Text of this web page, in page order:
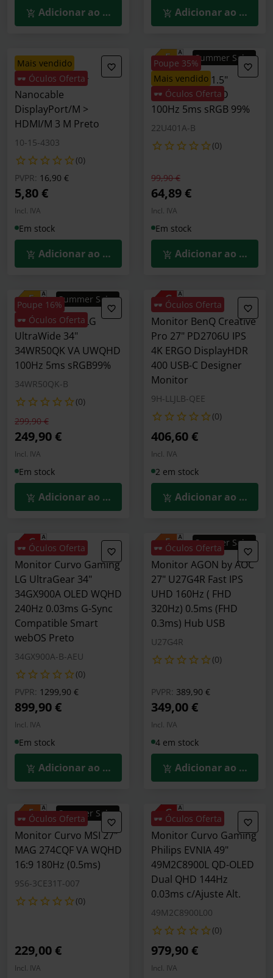
Adicionar ao Carrinho Adicionar ao
mais vendido
🕶️ Óculos Oferta
Cabo Conversor
Nanocable
DisplayPort/M >
HDMI/M 3 M Preto
10-15-4303
(0)
PVPR: Preço reduzido de
16,90 €para
5,80 €
Incl. IVA
Em stock
Adicionar ao Carrinho
Poupe 35%
mais vendido
🕶️ Óculos Oferta
Summer Sales
Monitor LG 21.5"
22U401A VA FHD
100Hz 5ms sRGB 99%
22U401A-B
(0)
Preço reduzido de
99,90 €para
64,89 €
Incl. IVA
Em stock
Adicionar ao
Poupe 16%
🕶️ Óculos Oferta
Summer Sales
Monitor Curvo LG
UltraWide 34"
34WR50QK VA UWQHD
100Hz 5ms sRGB99%
34WR50QK-B
(0)
Preço reduzido de
299,90 €para
249,90 €
Incl. IVA
Em stock
Adicionar ao Carrinho
🕶️ Óculos Oferta
Monitor BenQ Creative
Pro 27" PD2706U IPS
4K ERGO DisplayHDR
400 USB-C Designer
Monitor
9H-LLJLB-QEE
(0)
406,60 €
Incl. IVA
2 em stock
Adicionar ao
🕶️ Óculos Oferta
Monitor Curvo Gaming
LG UltraGear 34"
34GX900A OLED WQHD
240Hz 0.03ms G-Sync
Compatible Smart
webOS Preto
34GX900A-B-AEU
(0)
PVPR: Preço reduzido de
1299,90 €para
899,90 €
Incl. IVA
Em stock
Adicionar ao Carrinho
🕶️ Óculos OfertaSummer Sales
Monitor AGON by AOC
27" U27G4R Fast IPS
UHD 160Hz ( FHD
320Hz) 0.5ms (FHD
0.3ms) Hub USB
U27G4R
(0)
PVPR: Preço reduzido de
389,90 €para
349,00 €
Incl. IVA
4 em stock
Adicionar ao
🕶️ Óculos OfertaSummer Sales
Monitor Curvo MSI 27"
MAG 274CQF VA WQHD
16:9 180Hz (0.5ms)
9S6-3CE31T-007
(0)
229,00 €
Incl. IVA
🕶️ Óculos Oferta
Monitor Curvo Gaming
Philips EVNIA 49"
49M2C8900L QD-OLED
Dual QHD 144Hz
0.03ms c/Ajuste Alt.
49M2C8900L00
(0)
979,90 €
Incl. IVA